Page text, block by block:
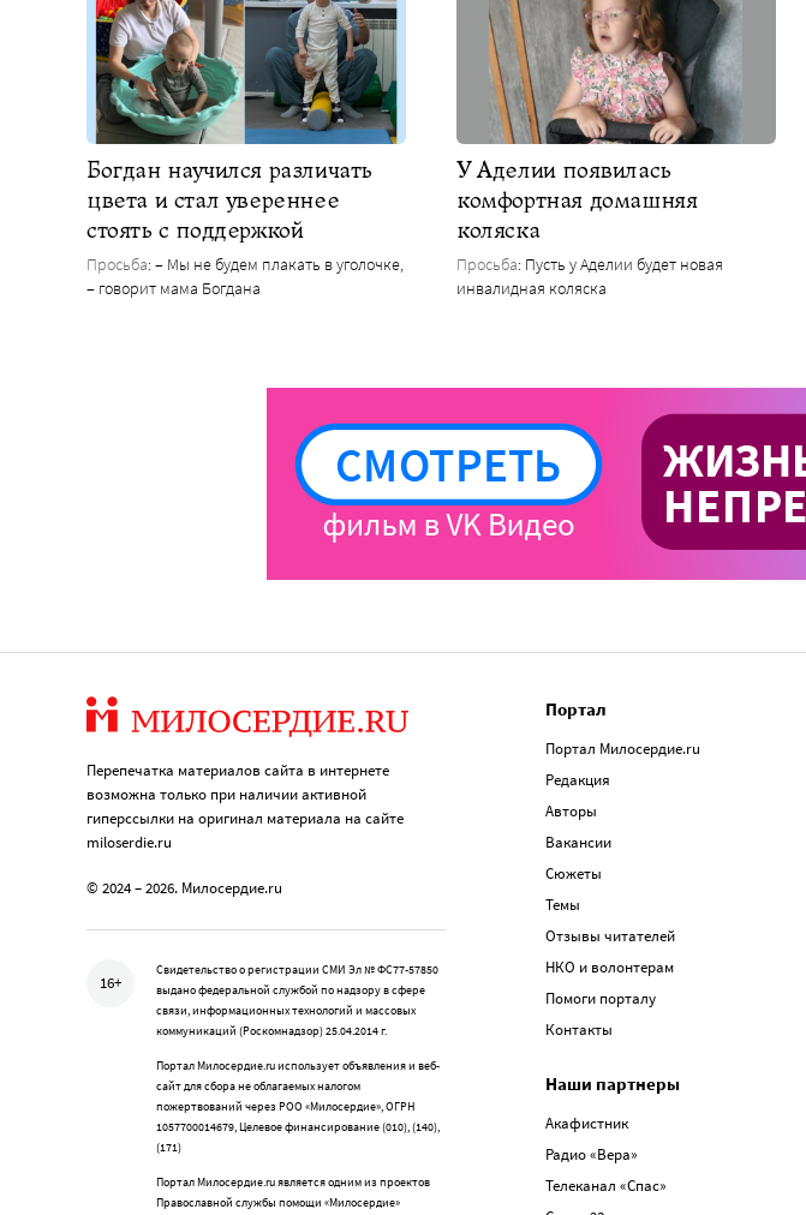
Богдан научился различать
цвета и стал увереннее
стоять с поддержкой
Просьба: – Мы не будем плакать в уголочке,
– говорит мама Богдана
У Аделии появилась
комфортная домашняя
коляска
Просьба: Пусть у Аделии будет новая
инвалидная коляска
Перепечатка материалов сайта в интернете
возможна только при наличии активной
гиперссылки на оригинал материала на сайте
miloserdie.ru
© 2024 – 2026. Милосердие.ru
16+
Свидетельство о регистрации СМИ Эл № ФС77-57850
выдано федеральной службой по надзору в сфере
связи, информационных технологий и массовых
коммуникаций (Роскомнадзор) 25.04.2014 г.
Портал Милосердие.ru использует объявления и веб-
сайт для сбора не облагаемых налогом
пожертвований через РОО «Милосердие», ОГРН
1057700014679, Целевое финансирование (010), (140),
(171)
Портал Милосердие.ru является одним из проектов
Православной службы помощи «Милосердие»
Портал
Портал Милосердие.ru
Редакция
Авторы
Вакансии
Сюжеты
Темы
Отзывы читателей
НКО и волонтерам
Помоги порталу
Контакты
Наши партнеры
Акафистник
Радио «Вера»
Телеканал «Спас»